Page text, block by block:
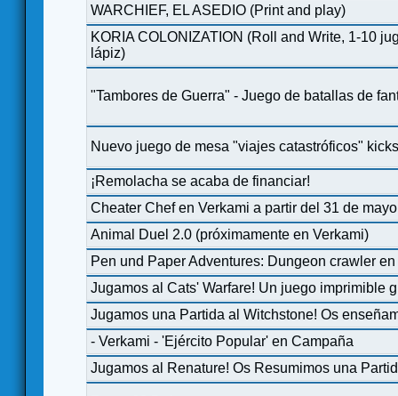
WARCHIEF, EL ASEDIO (Print and play)
KORIA COLONIZATION (Roll and Write, 1-10
lápiz)
"Tambores de Guerra" - Juego de batallas de
Nuevo juego de mesa "viajes catastróficos"
¡Remolacha se acaba de financiar!
Cheater Chef en Verkami a partir del 31 de mayo
Animal Duel 2.0 (próximamente en Verkami)
Pen und Paper Adventures: Dungeon crawler
Jugamos al Cats' Warfare! Un juego imprimible
Jugamos una Partida al Witchstone! Os
- Verkami - 'Ejército Popular' en Campaña
Jugamos al Renature! Os Resumimos una